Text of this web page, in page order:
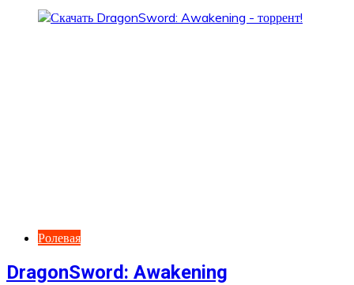
Ролевая
DragonSword: Awakening